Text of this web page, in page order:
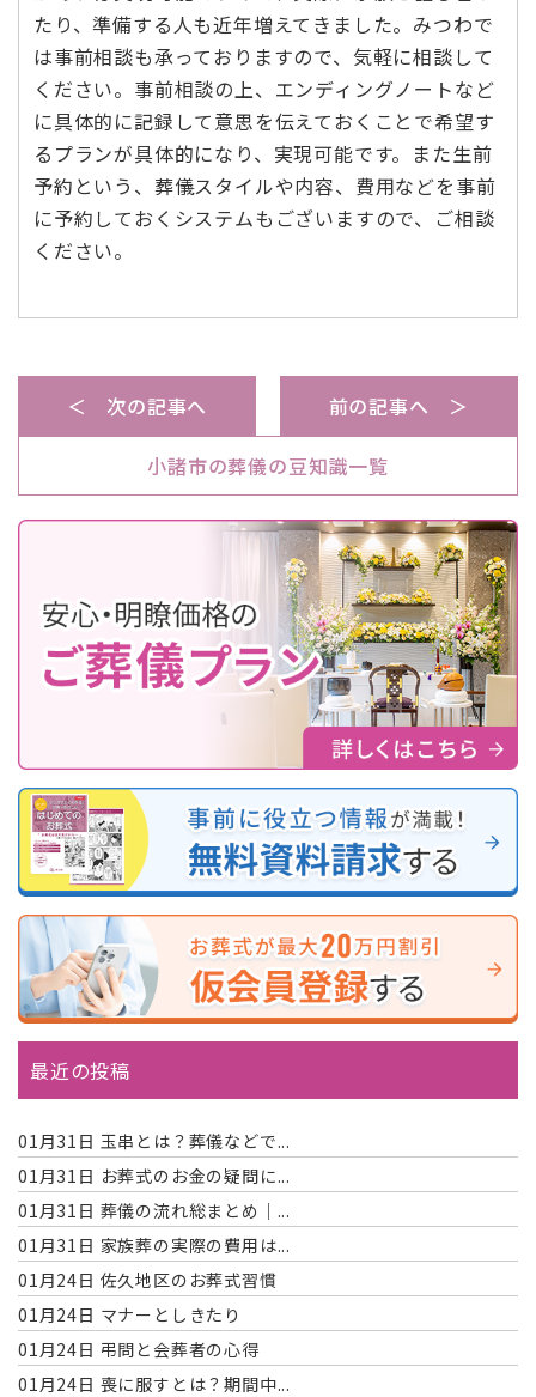
たり、準備する人も近年増えてきました。みつわで
は事前相談も承っておりますので、気軽に相談して
ください。事前相談の上、エンディングノートなど
に具体的に記録して意思を伝えておくことで希望す
るプランが具体的になり、実現可能です。また生前
予約という、葬儀スタイルや内容、費用などを事前
に予約しておくシステムもございますので、ご相談
ください。
＜ 次の記事へ
小諸市の葬儀の豆知識一覧
前の記事へ ＞
最近の投稿
01月31日 玉串とは？葬儀などで...
01月31日 お葬式のお金の疑問に...
01月31日 葬儀の流れ総まとめ｜...
01月31日 家族葬の実際の費用は...
01月24日 佐久地区のお葬式習慣
01月24日 マナーとしきたり
01月24日 弔問と会葬者の心得
01月24日 喪に服すとは？期間中...